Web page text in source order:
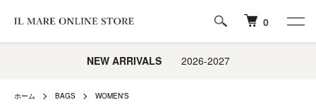
0
NEW ARRIVALS2026-2027
ホーム BAGS WOMEN'S